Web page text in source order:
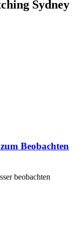
Sydney
Beobachten
beobachten